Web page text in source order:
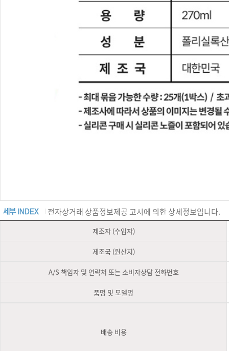
전자상거래 상품정보제공 고시에 의한 상세정보입니다.
제조자 (수입자)
제조국 (원산지)
A/S 책임자 및 연락처 또는 소비자상담 전화번호
품명 및 모델명
배송 비용